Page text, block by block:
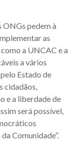
ONGs pedem à
as
a UNCAC e a
a vários
Estado de
cidadãos,
e a liberdade de
será possível,
Comunidade”.